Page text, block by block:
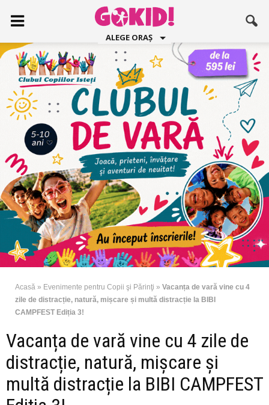
ALEGE ORAȘ
Acasă » Evenimente pentru Copii şi Părinţi » Vacanța de vară vine cu 4
zile de distracție, natură, mișcare și multă distracție la BIBI
CAMPFEST Ediția 3!
Vacanța de vară vine cu 4 zile de
distracție, natură, mișcare și
multă distracție la BIBI CAMPFEST